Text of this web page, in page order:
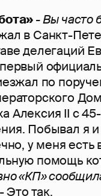
- Вы часто
в Санкт-
делегаций
по
Алексия II с
Побывал я
у меня есть
помощь
«КП»
- Это так.